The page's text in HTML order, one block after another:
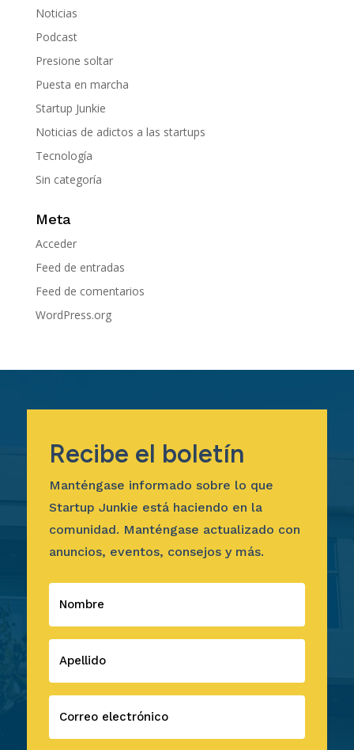
Noticias
Podcast
Presione soltar
Puesta en marcha
Startup Junkie
Noticias de adictos a las startups
Tecnología
Sin categoría
Meta
Acceder
Feed de entradas
Feed de comentarios
WordPress.org
Recibe el boletín
Manténgase informado sobre lo que
Startup Junkie está haciendo en la
comunidad. Manténgase actualizado con
anuncios, eventos, consejos y más.